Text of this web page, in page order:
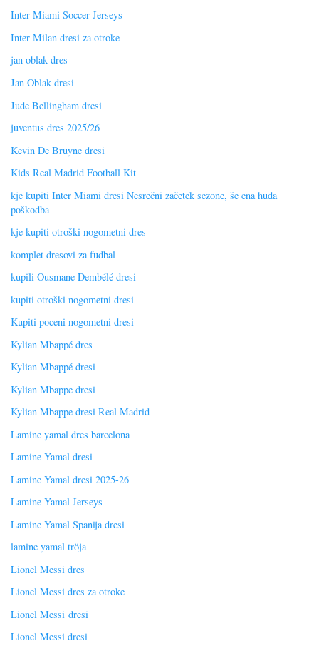
Inter Miami Soccer Jerseys
Inter Milan dresi za otroke
jan oblak dres
Jan Oblak dresi
Jude Bellingham dresi
juventus dres 2025/26
Kevin De Bruyne dresi
Kids Real Madrid Football Kit
kje kupiti Inter Miami dresi Nesrečni začetek sezone, še ena huda
poškodba
kje kupiti otroški nogometni dres
komplet dresovi za fudbal
kupili Ousmane Dembélé dresi
kupiti otroški nogometni dresi
Kupiti poceni nogometni dresi
Kylian Mbappé dres
Kylian Mbappé dresi
Kylian Mbappe dresi
Kylian Mbappe dresi Real Madrid
Lamine yamal dres barcelona
Lamine Yamal dresi
Lamine Yamal dresi 2025-26
Lamine Yamal Jerseys
Lamine Yamal Španija dresi
lamine yamal tröja
Lionel Messi dres
Lionel Messi dres za otroke
Lionel Messi dresi
Lionel Messi dresi